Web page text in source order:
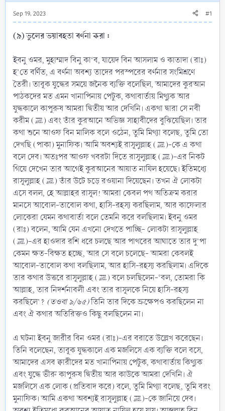
Sep 19, 2023 #1
(৯) ভুলের ভয়াবহতা বর্ণনা করা :
ইবনু ওমর, মুহাম্মাদ বিনু কা‘ব, যায়েদ বিন আসলাম ও কাতাদা (রাঃ)
হ’তে বর্ণিত, এ বর্ণনা অবশ্য তাদের পরস্পরের বর্ণনার সংমিশ্রণে
তৈরী। তাবূক যুদ্ধের সময়ে জনৈক ব্যক্তি বলেছিল, আমাদের কুরআন
পাঠকদের মত এমন খানাপিনায় পেটুক, কথাবার্তায় মিথ্যুক আর
যুদ্ধকালে কাপুরুষ আমরা দ্বিতীয় আর দেখিনি। একথা দ্বারা সে নবী
করীম (ﷺ) এবং তাঁর কুরআনে অভিজ্ঞ সাহাবীদের বুঝিয়েছিল। তার
কথা শুনে আওফ বিন মালিক বলে ওঠেন, তুমি মিথ্যা বলেছ, তুমি তো
দেখছি (পাকা) মুনাফিক। আমি অবশ্যই রাসূলুল্লাহ (ﷺ)-কে এ কথা
বলে দেব। অতঃপর আওফ খবরটা দিতে রাসূলুল্লাহ (ﷺ)-এর নিকট
গিয়ে দেখেন তার আগেই কুরআনের আয়াত নাযিল হয়েছে। ইতিমধ্যে
রাসূলুল্লাহ (ﷺ) তাঁর উটে চড়ে রওয়ানা দিয়েছেন। তখন ঐ লোকটা
এসে বলল, হে আল্লাহর রাসূল! আমরা কেবল পথ অতিক্রম করার
মানসে আবোল-তাবোল কথা, হাসি-রহস্য করছিলাম, আর কাফেলার
লোকেরা যেমন কথাবার্তা বলে তেমনি করে বলছিলাম। ইবনু ওমর
(রাঃ) বলেন, আমি যেন এখনো দেখতে পাচ্ছি- লোকটা রাসূলুল্লাহ
(ﷺ)-এর হাওদার রশি ধরে চলছে আর পাথরের আঘাতে তার দু’পা
কেমন ক্ষত-বিক্ষত হচ্ছে, আর সে বলে চলেছে- আমরা কেবলই
আবোল-তাবোল কথা বলছিলাম, আর হাসি-রহস্য করছিলাম। এদিকে
তার কথার উত্তরে রাসূলুল্লাহ (ﷺ) বলে চলছিলেন-‘বল, তোমরা কি
আল্লাহ, তার নিদর্শনাবলী এবং তার রাসূলকে নিয়ে হাসি-রহস্য
করছিলে’? (তওবা ৯/৬৫)তিনি তার দিকে ভ্রুক্ষেপও করছিলেন না
এবং ঐ কথার অতিরিক্তও কিছু বলছিলেন না।
এ ঘটনা ইবনু জারীর বিন ওমর (রাঃ)-এর বরাতে উল্লেখ করেছেন।
তিনি বলেছেন, তাবূক যুদ্ধকালে এক মজলিসে এক ব্যক্তি বলে বসে,
আমাদের এসব ক্বারীদের মত খানাপিনায় পেটুক, কথাবার্তায় কিথ্যুক
এবং যুদ্ধে ভীরু কাপুরুষ দ্বিতীয় আর কাউকে আমরা দেখিনি। ঐ
মজলিসে এক লোক (প্রতিবাদ করে) বলে, তুমি মিথ্যা বলেছ, তুমি বরং
মুনাফিক। আমি একথা অবশ্যই রাসূলুল্লাহ (ﷺ)-কে জানিয়ে দেব।